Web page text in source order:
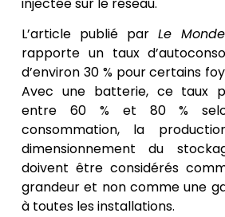
L’article publié par Le Monde
rapporte un taux
d’environ 30 % pour certains
Avec une batterie, ce taux
entre 60 % et 80 %
consommation, la
dimensionnement du
doivent être considérés
grandeur et non comme une
à toutes les installations.